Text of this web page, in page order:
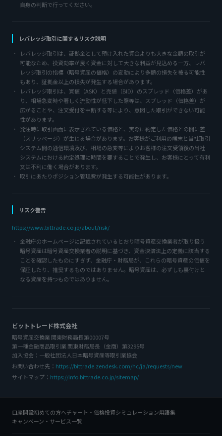
自身の判断で行ってください。
レバレッジ取引に関するリスク説明
レバレッジ取引は、証拠金として預け入れた資金よりも大きな金額の取引が
可能なため、投資効率が良く資金に対して大きな利益が見込める一方、レバ
レッジ取引の指標（暗号資産の価格）の変動により多額の損失を被る可能性
もあり、証拠金以上の損失が発生する場合があります。
レバレッジ取引は、買値（ASK）と売値（BID）のスプレッド（価格差）があ
り、相場急変時や著しく流動性が低下した際等は、スプレッド（価格差）が
広がることや、注文受付を中断する等により、意図した取引ができない可能
性があります。
発注時に取引画面に表示されている価格と、実際に約定した価格との間に差
（スリッページ）が生じる場合があります。お客様がご利用の端末と当社取引
システム間の通信環境及び、相場の急変等によりお客様の注文受領後の当社
システムにおける約定処理に時間を要することで発生し、お客様にとって有利
又は不利に働く場合があります。
取引にあたりポジション管理費が発生する可能性があります。
リスク警告
https://www.bittrade.co.jp/about/risk/
金融庁のホームページに記載されているとおり暗号資産交換業者が取り扱う
暗号資産は暗号資産交換業者の説明に基づき、資金決済法上の定義に該当する
ことを確認したものにすぎず、金融庁・財務局が、これらの暗号資産の価値を
保証したり、推奨するものではありません。暗号資産は、必ずしも裏付けと
なる資産を持つものではありません。
ビットトレード株式会社
暗号資産交換業 関東財務局長第00007号
第一種金融商品取引業 関東財務局長（金商）第3295号
加入協会：一般社団法人日本暗号資産等取引業協会
お問い合わせ先： https://bittrade.zendesk.com/hc/ja/requests/new
サイトマップ： https://info.bittrade.co.jp/sitemap/
口座開設初めての方へチャート・価格投資シミュレーション用語集
キャンペーン・サービス一覧